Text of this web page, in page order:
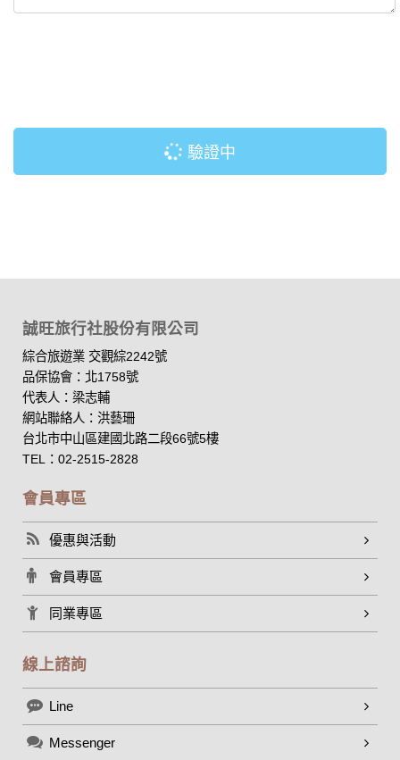
驗證中
誠旺旅行社股份有限公司
綜合旅遊業 交觀綜2242號
品保協會：北1758號
代表人：梁志輔
網站聯絡人：洪藝珊
台北市中山區建國北路二段66號5樓
TEL：02-2515-2828
會員專區
優惠與活動
會員專區
同業專區
線上諮詢
Line
Messenger